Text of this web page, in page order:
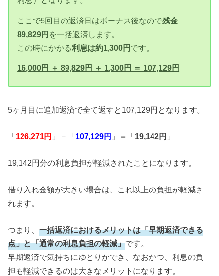
ここで5回目の返済日はボーナス後なので残金
89,829円 を一括返済します。
この時にかかる利息は約1,300円 です。
16,000円 ＋ 89,829円 ＋ 1,300円 ＝ 107,129円
5ヶ月目に追加返済で全て返すと107,129円となります。
「126,271円 」－「107,129円 」＝「19,142円 」
19,142円分の利息負担が軽減されたことになります。
借り入れ金額が大きい場合は、これ以上の負担が軽減さ
れます。
つまり、一括返済におけるメリットは「早期返済できる
点」と「通常の利息負担の軽減」です。
早期返済で気持ちにゆとりができ、なおかつ、利息の負
担も軽減できるのは大きなメリットになります。